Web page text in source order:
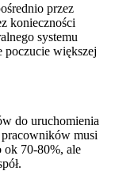
przez
konieczności
systemu
poczucie większej
do uruchomienia
pracowników musi
ok 70-80%, ale